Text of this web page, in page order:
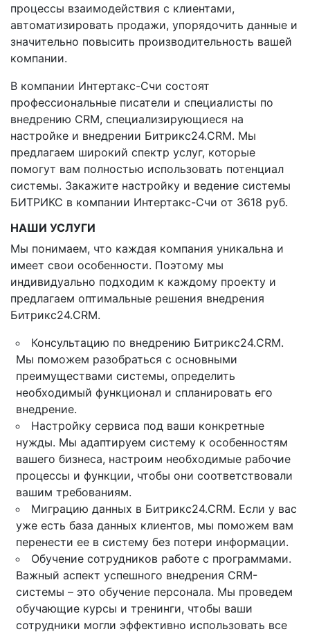
процессы взаимодействия с клиентами,
автоматизировать продажи, упорядочить данные и
значительно повысить производительность вашей
компании.
В компании Интертакс-Счи состоят
профессиональные писатели и специалисты по
внедрению CRM, специализирующиеся на
настройке и внедрении Битрикс24.CRM. Мы
предлагаем широкий спектр услуг, которые
помогут вам полностью использовать потенциал
системы. Закажите настройку и ведение системы
БИТРИКС в компании Интертакс-Счи от 3618 руб.
НАШИ УСЛУГИ
Мы понимаем, что каждая компания уникальна и
имеет свои особенности. Поэтому мы
индивидуально подходим к каждому проекту и
предлагаем оптимальные решения внедрения
Битрикс24.CRM.
Консультацию по внедрению Битрикс24.CRM.
Мы поможем разобраться с основными
преимуществами системы, определить
необходимый функционал и спланировать его
внедрение.
Настройку сервиса под ваши конкретные
нужды. Мы адаптируем систему к особенностям
вашего бизнеса, настроим необходимые рабочие
процессы и функции, чтобы они соответствовали
вашим требованиям.
Миграцию данных в Битрикс24.CRM. Если у вас
уже есть база данных клиентов, мы поможем вам
перенести ее в систему без потери информации.
Обучение сотрудников работе с программами.
Важный аспект успешного внедрения CRM-
системы – это обучение персонала. Мы проведем
обучающие курсы и тренинги, чтобы ваши
сотрудники могли эффективно использовать все